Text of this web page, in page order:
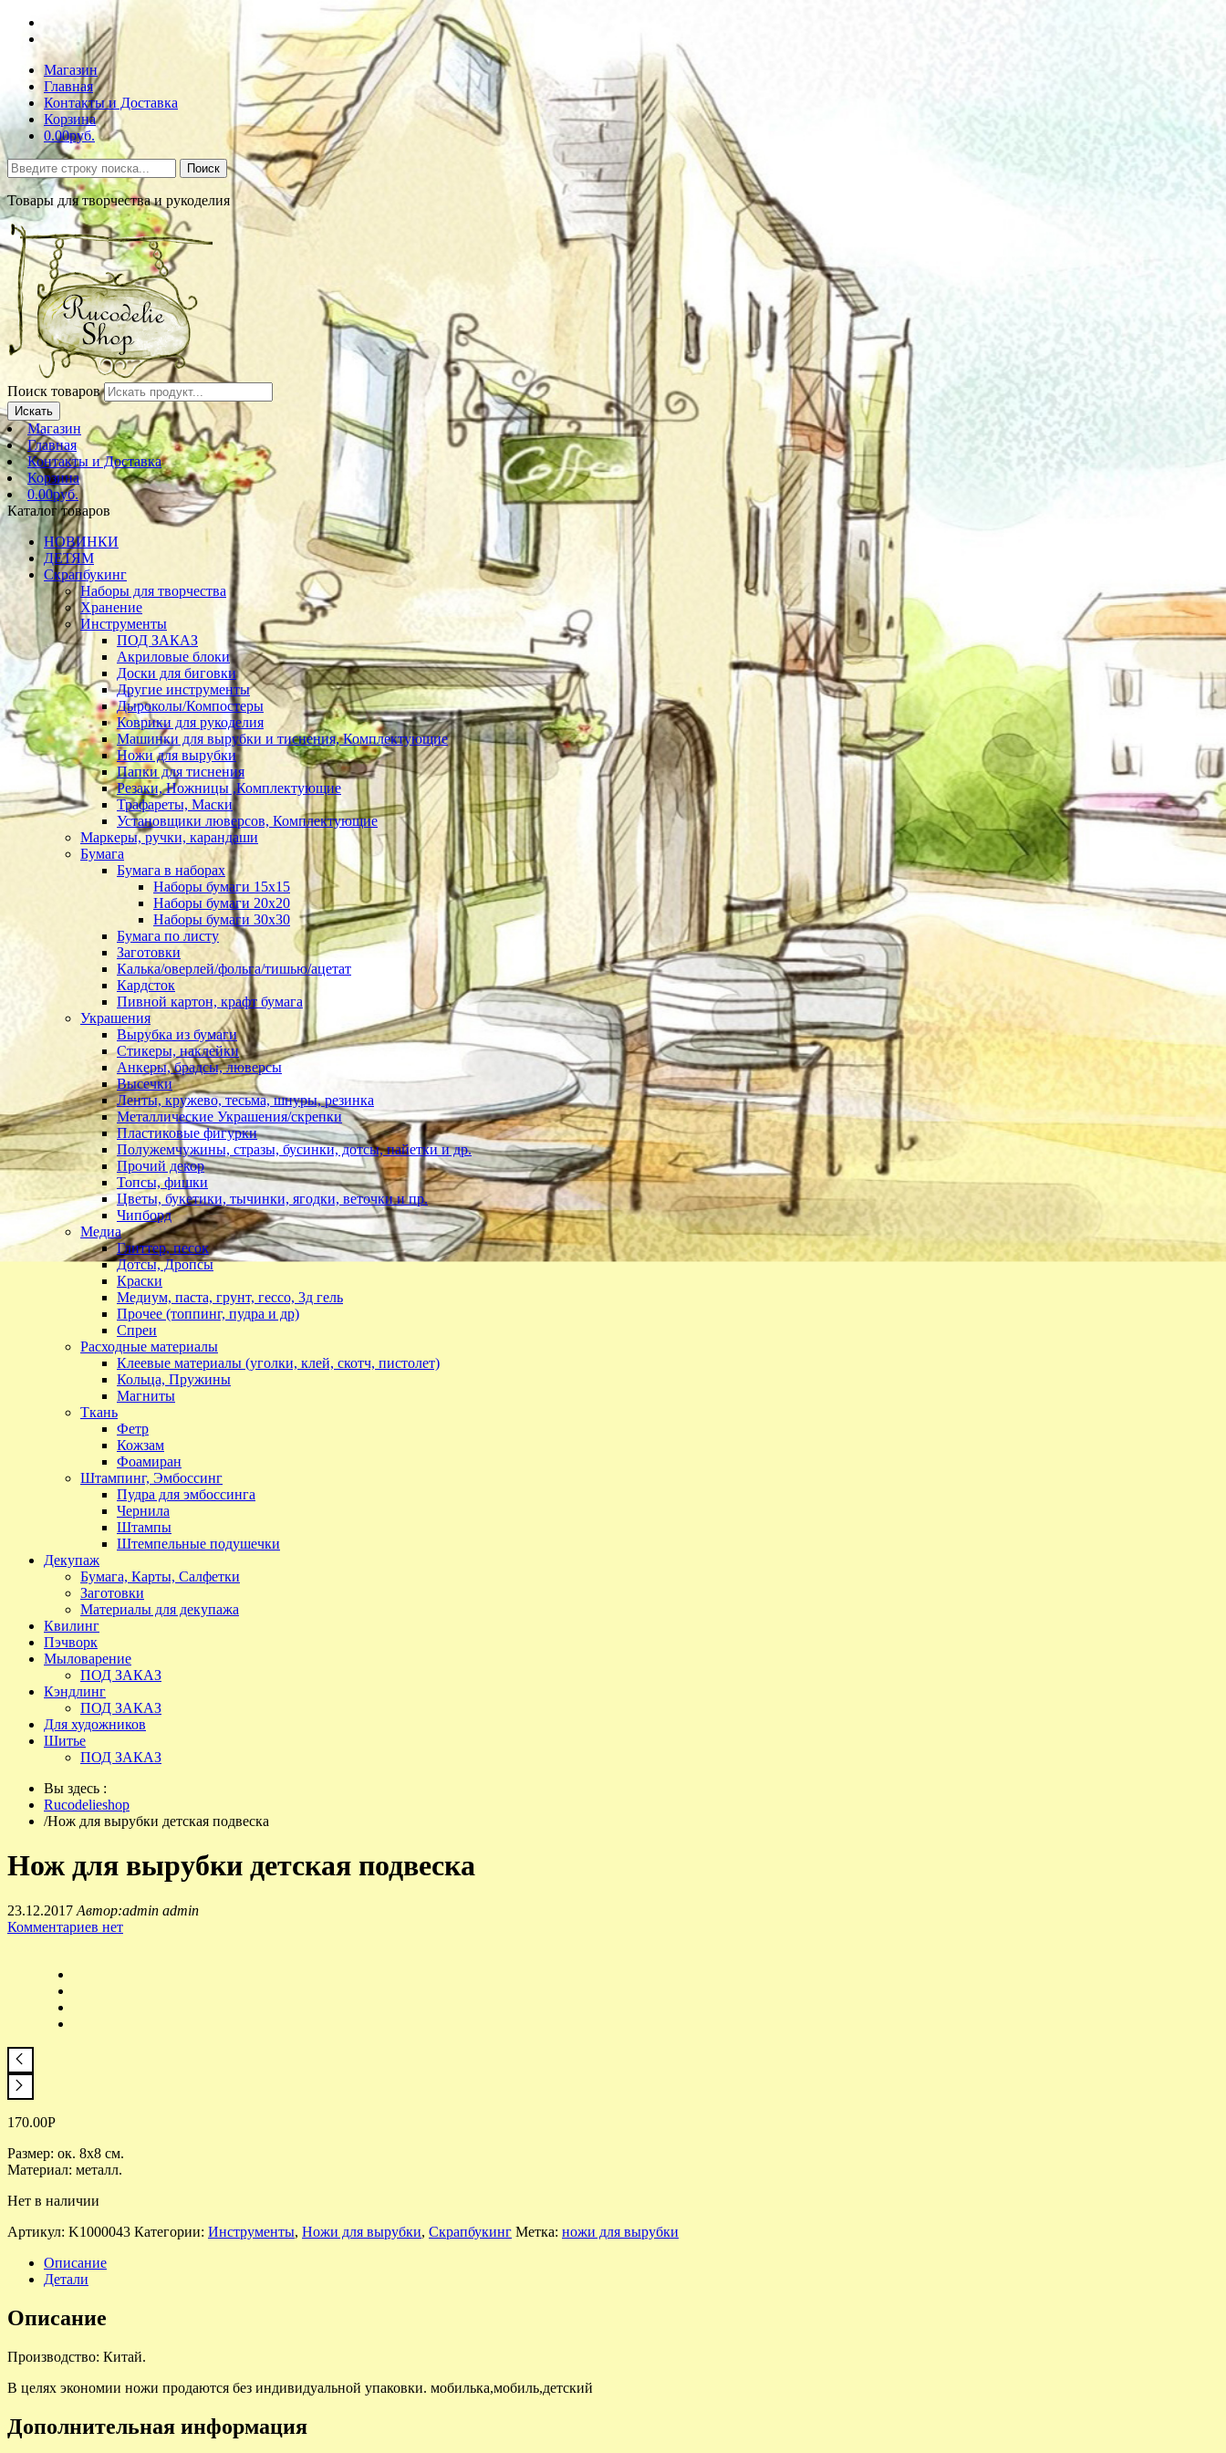
Магазин
Главная
Контакты и Доставка
Корзина
0.00руб.
Поиск
Товары для творчества и рукоделия
Поиск товаров
Искать
Магазин
Главная
Контакты и Доставка
Корзина
0.00руб.
Каталог товаров
НОВИНКИ
ДЕТЯМ
Скрапбукинг
Наборы для творчества
Хранение
Инструменты
ПОД ЗАКАЗ
Акриловые блоки
Доски для биговки
Другие инструменты
Дыроколы/Компостеры
Коврики для рукоделия
Машинки для вырубки и тиснения, Комплектующие
Ножи для вырубки
Папки для тиснения
Резаки, Ножницы ,Комплектующие
Трафареты, Маски
Установщики люверсов, Комплектующие
Маркеры, ручки, карандаши
Бумага
Бумага в наборах
Наборы бумаги 15х15
Наборы бумаги 20х20
Наборы бумаги 30х30
Бумага по листу
Заготовки
Калька/оверлей/фольга/тишью/ацетат
Кардсток
Пивной картон, крафт бумага
Украшения
Вырубка из бумаги
Стикеры, наклейки
Анкеры, брадсы, люверсы
Высечки
Ленты, кружево, тесьма, шнуры, резинка
Металлические Украшения/скрепки
Пластиковые фигурки
Полужемчужины, стразы, бусинки, дотсы, пайетки и др.
Прочий декор
Топсы, фишки
Цветы, букетики, тычинки, ягодки, веточки и пр.
Чипборд
Медиа
Глиттер, песок
Дотсы, Дропсы
Краски
Медиум, паста, грунт, гессо, 3д гель
Прочее (топпинг, пудра и др)
Спреи
Расходные материалы
Клеевые материалы (уголки, клей, скотч, пистолет)
Кольца, Пружины
Магниты
Ткань
Фетр
Кожзам
Фоамиран
Штампинг, Эмбоссинг
Пудра для эмбоссинга
Чернила
Штампы
Штемпельные подушечки
Декупаж
Бумага, Карты, Салфетки
Заготовки
Материалы для декупажа
Квилинг
Пэчворк
Мыловарение
ПОД ЗАКАЗ
Кэндлинг
ПОД ЗАКАЗ
Для художников
Шитье
ПОД ЗАКАЗ
Вы здесь :
Rucodelieshop
/Нож для вырубки детская подвеска
Нож для вырубки детская подвеска
23.12.2017 Автор:admin admin
Комментариев нет
170.00Р
Размер: ок. 8х8 см.
Материал: металл.
Нет в наличии
Артикул: K1000043 Категории: Инструменты, Ножи для вырубки, Скрапбукинг Метка: ножи для вырубки
Описание
Детали
Описание
Производство: Китай.
В целях экономии ножи продаются без индивидуальной упаковки. мобилька,мобиль,детский
Дополнительная информация